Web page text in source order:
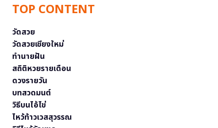
TOP CONTENT
วัดสวย
วัดสวยเชียงใหม่
ทำนายฝัน
สถิติหวยรายเดือน
ดวงรายวัน
บทสวดมนต์
วิธีบนไอ้ไข่
ไหว้ท้าวเวสสุวรรณ